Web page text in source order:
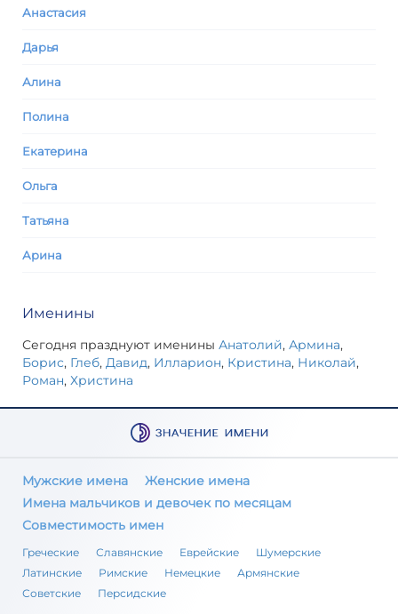
Анастасия
Дарья
Алина
Полина
Екатерина
Ольга
Татьяна
Арина
Именины
Сегодня празднуют именины Анатолий, Армина,
Борис, Глеб, Давид, Илларион, Кристина, Николай,
Роман, Христина
Мужские имена
Женские имена
Имена мальчиков и девочек по месяцам
Совместимость имен
Греческие Славянские Еврейские
Шумерские
Латинские
Римские Немецкие
Армянские
Советские
Персидские